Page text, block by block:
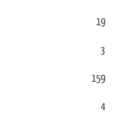
19
3
159
4